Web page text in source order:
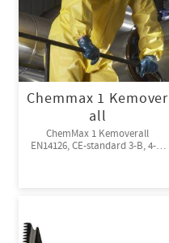
Chemmax 1 Kemover
all
ChemMax 1 Kemoverall
EN14126, CE-standard 3-B, 4-B,